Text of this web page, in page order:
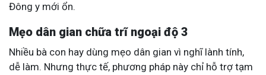
Đông y mới ổn.
Mẹo dân gian chữa trĩ ngoại độ 3
Nhiều bà con hay dùng mẹo dân gian vì nghĩ lành tính,
dễ làm. Nhưng thực tế, phương pháp này chỉ hỗ trợ tạm